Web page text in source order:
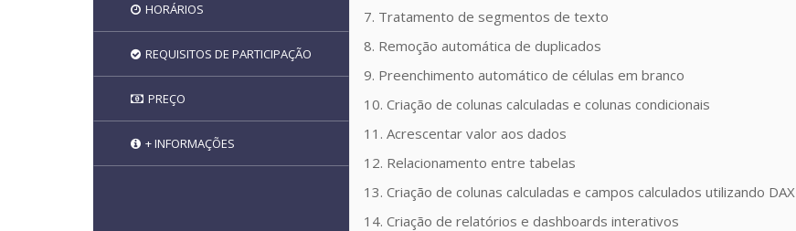
HORÁRIOS
REQUISITOS DE PARTICIPAÇÃO
PREÇO
+ INFORMAÇÕES
7. Tratamento de segmentos de texto
8. Remoção automática de duplicados
9. Preenchimento automático de células em branco
10. Criação de colunas calculadas e colunas condicionais
11. Acrescentar valor aos dados
12. Relacionamento entre tabelas
13. Criação de colunas calculadas e campos calculados utilizando DAX
14. Criação de relatórios e dashboards interativos